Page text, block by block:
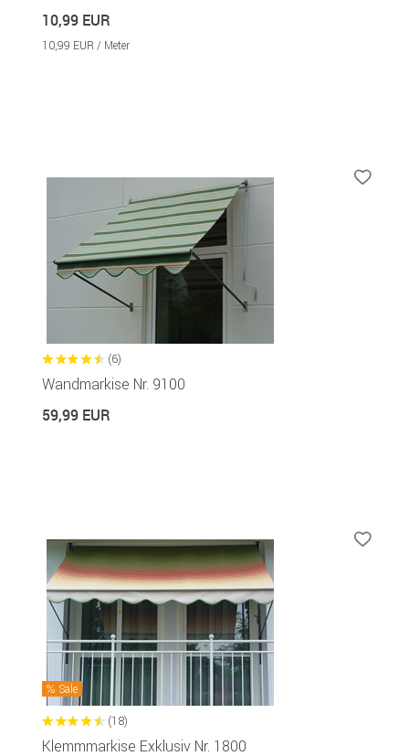
10,99 EUR
10,99 EUR / Meter
(6)
Wandmarkise Nr. 9100
59,99 EUR
Sale
(18)
Klemmmarkise Exklusiv Nr. 1800